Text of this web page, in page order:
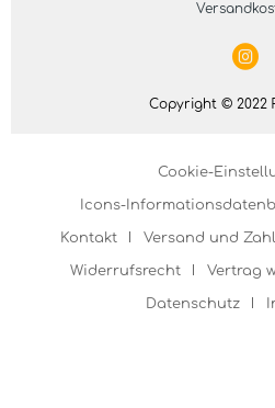
Copyright © 2022
Cookie-
Icons-
Kontakt Versand und
Widerrufsrecht Vertrag
Datenschutz